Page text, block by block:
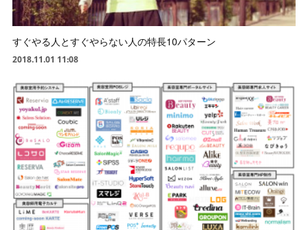
すぐやる人とすぐやらない人の特長10パターン
2018.11.01 11:08